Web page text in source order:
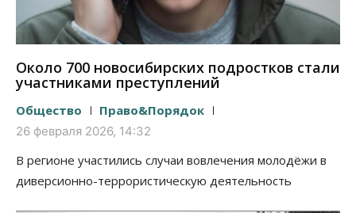
Около 700 новосибирских подростков стали
участниками преступлений
Общество Право&Порядок
26 февраля 2026, 14:32
В регионе участились случаи вовлечения молодёжи в
диверсионно-террористическую деятельность